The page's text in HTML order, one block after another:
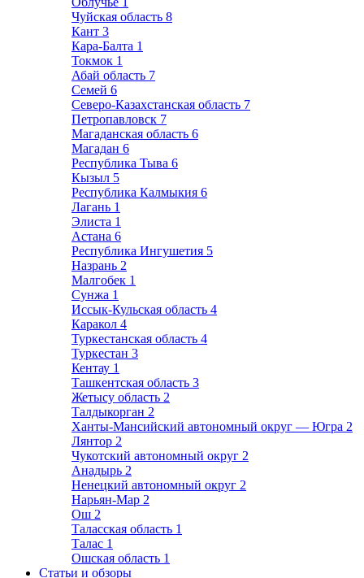
Чуйская область 8
Кант 3
Кара-Балта 1
Токмок 1
Абай область 7
Семей 6
Северо-Казахстанская область 7
Петропавловск 7
Магаданская область 6
Магадан 6
Республика Тыва 6
Кызыл 5
Республика Калмыкия 6
Лагань 1
Элиста 1
Астана 6
Республика Ингушетия 5
Назрань 2
Малгобек 1
Сунжа 1
Иссык-Кульская область 4
Каракол 4
Туркестанская область 4
Туркестан 3
Кентау 1
Ташкентская область 3
Жетысу область 2
Талдыкорган 2
Ханты-Мансийский автономный округ — Югра 2
Лянтор 2
Чукотский автономный округ 2
Анадырь 2
Ненецкий автономный округ 2
Нарьян-Мар 2
Ош 2
Таласская область 1
Талас 1
Ошская область 1
Статьи и обзоры